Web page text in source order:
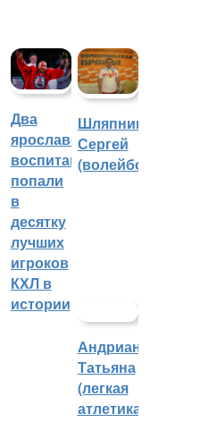
Два
ярославских
воспитанника
попали
в
десятку
лучших
игроков
КХЛ в
истории
Шляпников
Сергей
(волейбол)
Андрианова
Татьяна
(легкая
атлетика)